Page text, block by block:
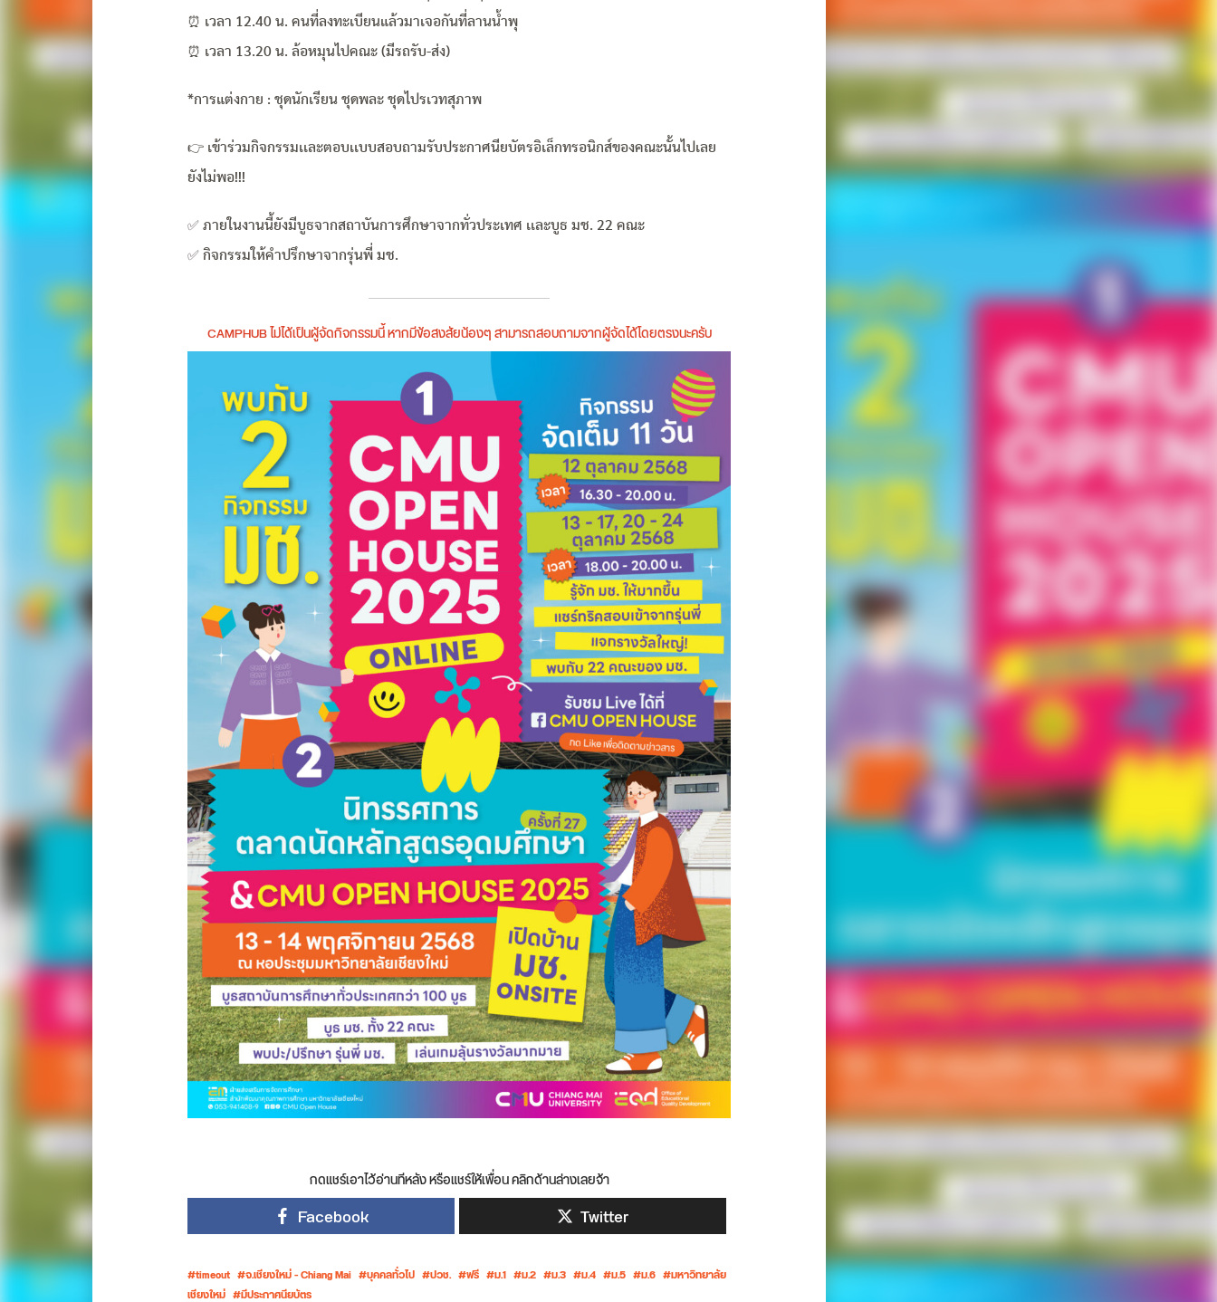
⏰ เวลา 12.40 น. คนที่ลงทะเบียนแล้วมาเจอกันที่ลานน้ำพุ
⏰ เวลา 13.20 น. ล้อหมุนไปคณะ (มีรถรับ-ส่ง)
*การแต่งกาย : ชุดนักเรียน ชุดพละ ชุดไปรเวทสุภาพ
👉 เข้าร่วมกิจกรรมเเละตอบเเบบสอบถามรับประกาศนียบัตรอิเล็กทรอนิกส์ของคณะนั้นไปเลย
ยังไม่พอ!!!
✅ ภายในงานนี้ยังมีบูธจากสถาบันการศึกษาจากทั่วประเทศ เเละบูธ มช. 22 คณะ
✅ กิจกรรมให้คำปรึกษาจากรุ่นพี่ มช.
CAMPHUB ไม่ได้เป็นผู้จัดกิจกรรมนี้ หากมีข้อสงสัยน้องๆ สามารถสอบถามจากผู้จัดได้โดยตรงนะครับ
กดแชร์เอาไว้อ่านทีหลัง หรือแชร์ให้เพื่อน คลิกด้านล่างเลยจ้า
Facebook Twitter
timeout จ.เชียงใหม่ - Chiang Mai บุคคลทั่วไป ปวช. ฟรี ม.1 ม.2 ม.3 ม.4 ม.5 ม.6
มหาวิทยาลัย
เชียงใหม่
มีประกาศนียบัตร